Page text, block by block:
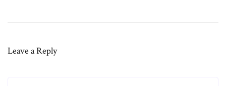
Leave a Reply